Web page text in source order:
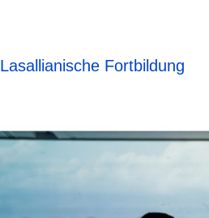
Lasallianische Fortbildung